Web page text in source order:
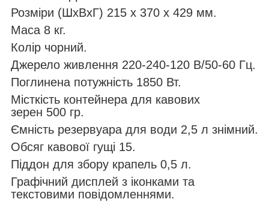
Розміри (ШхВхГ) 215 х 370 х 429 мм.
Маса 8 кг.
Колір чорний.
Джерело живлення 220-240-120 В/50-60 Гц.
Поглинена потужність 1850 Вт.
Місткість контейнера для кавових
зерен 500 гр.
Ємність резервуара для води 2,5 л знімний.
Обсяг кавової гущі 15.
Піддон для збору крапель 0,5 л.
Графічний дисплей з іконками та
текстовими повідомленнями.